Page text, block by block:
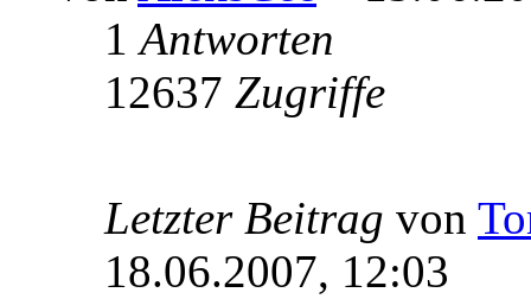
1Antworten
12637 Zugriffe
Letzter Beitrag von
18.06.2007, 12:03